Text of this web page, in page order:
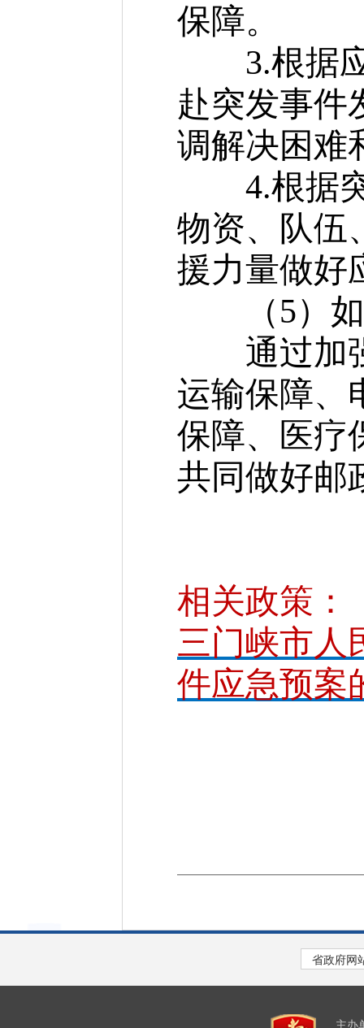
保障。
3.根据应
赴突发事件
调解决困难
4.根据突
物资、队伍
援力量做好
（5）如
通过加强
运输保障、
保障、医疗
共同做好邮
相关政策：
三门峡市人
件应急预案
主办